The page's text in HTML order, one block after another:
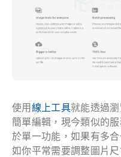
使用 線上工具就能透過
簡單編輯，現今類似的
於單一功能，如果有多
如你平常需要調整圖片